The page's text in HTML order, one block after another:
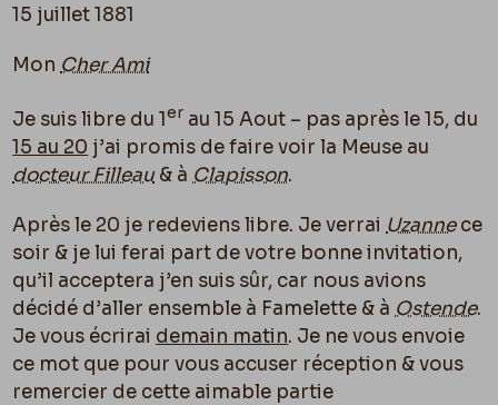
15 juillet 1881
Mon Cher Ami
Je suis libre du 1er au 15 Aout – pas après le 15, du
15 au 20 j’ai promis de faire voir la Meuse au
docteur Filleau& à Clapisson.
Après le 20 je redeviens libre. Je verrai Uzannece
soir & je lui ferai part de votre bonne invitation,
qu’il acceptera j’en suis sûr, car nous avions
décidé d’aller ensemble à Famelette & à Ostende.
Je vous écrirai demain matin. Je ne vous envoie
ce mot que pour vous accuser réception & vous
remercier de cette aimable partie